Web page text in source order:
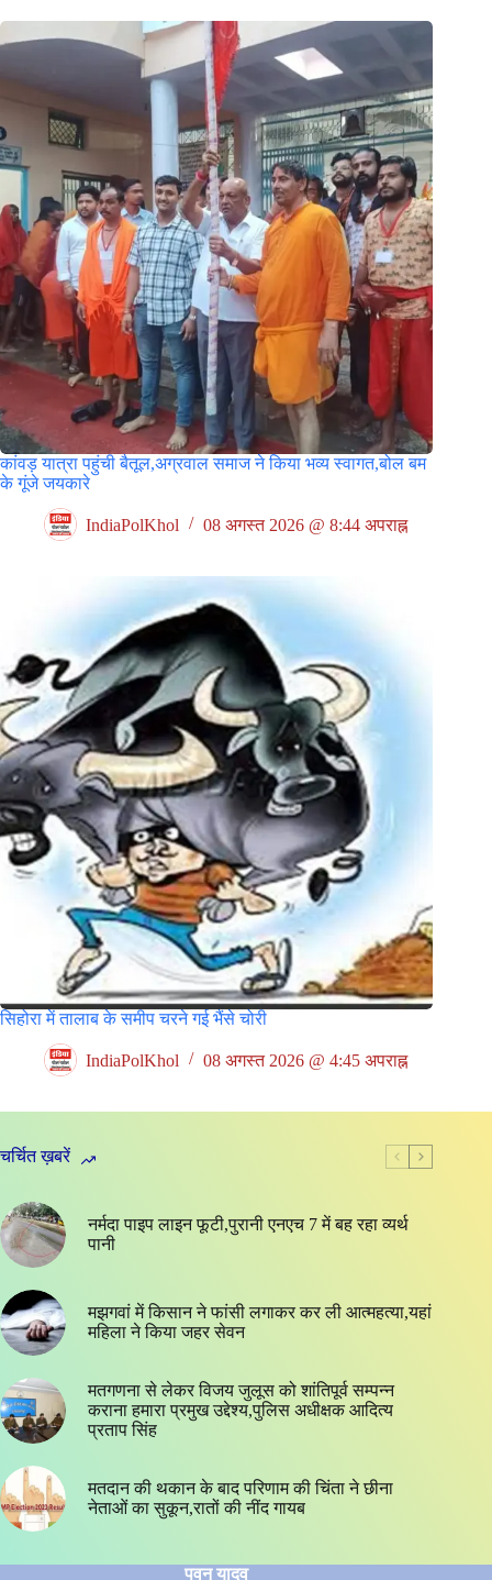
कांवड़ यात्रा पहुंची बैतूल,अग्रवाल समाज ने किया भव्य स्वागत,बोल बम
के गूंजे जयकारे
IndiaPolKhol 08 अगस्त 2026 @ 8:44 अपराह्न
सिहोरा में तालाब के समीप चरने गई भैंसे चोरी
IndiaPolKhol 08 अगस्त 2026 @ 4:45 अपराह्न
चर्चित ख़बरें
नर्मदा पाइप लाइन फूटी,पुरानी एनएच 7 में बह रहा व्यर्थ
पानी
मझगवां में किसान ने फांसी लगाकर कर ली आत्महत्या,यहां
महिला ने किया जहर सेवन
मतगणना से लेकर विजय जुलूस को शांतिपूर्व सम्पन्न
कराना हमारा प्रमुख उद्देश्य,पुलिस अधीक्षक आदित्य
प्रताप सिंह
मतदान की थकान के बाद परिणाम की चिंता ने छीना
नेताओं का सुकून,रातों की नींद गायब
पवन यादव